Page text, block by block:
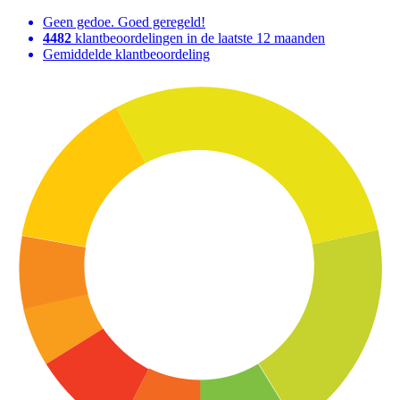
Geen gedoe. Goed geregeld!
4482 klantbeoordelingen in de laatste 12 maanden
Gemiddelde klantbeoordeling